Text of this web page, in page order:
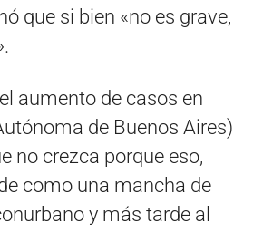
que si bien «no es grave,
aumento de casos en
de Buenos Aires)
no crezca porque eso,
como una mancha de
y más tarde al